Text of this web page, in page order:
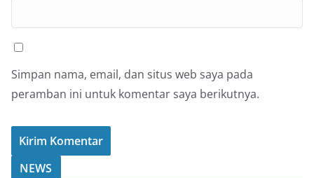
Simpan nama, email, dan situs web saya pada
peramban ini untuk komentar saya berikutnya.
NEWS